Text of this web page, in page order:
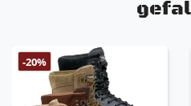
-20%